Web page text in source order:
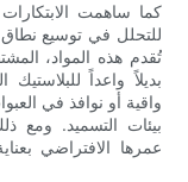
كما ساهمت
للتحلل في توسيع نطاق
تُقدم هذه المواد،
بديلاً واعداً
واقية أو نوافذ في
بيئات التسميد. ومع
عمرها الافتراضي